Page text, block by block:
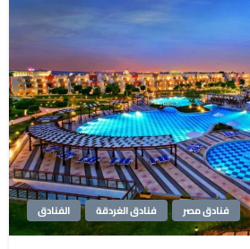
الفنادق فنادق الغردقة فنادق مصر